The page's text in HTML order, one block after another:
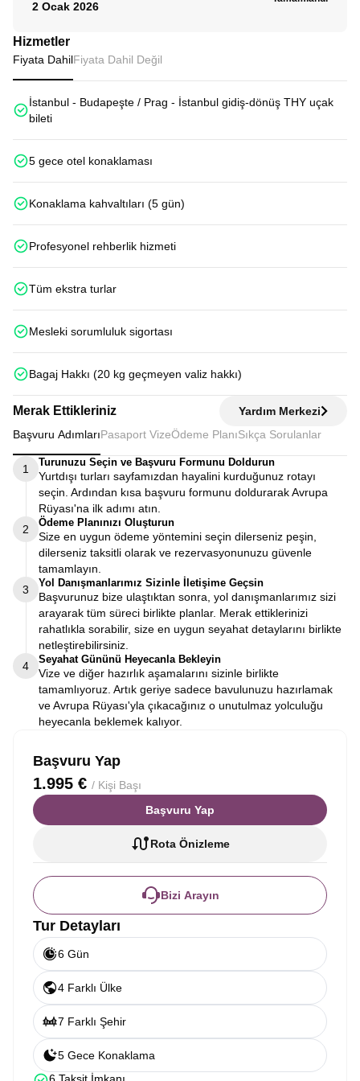
2 Ocak 2026
Hizmetler
Fiyata DahilFiyata Dahil Değil
İstanbul - Budapeşte / Prag - İstanbul gidiş-dönüş THY uçak
bileti
5 gece otel konaklaması
Konaklama kahvaltıları (5 gün)
Profesyonel rehberlik hizmeti
Tüm ekstra turlar
Mesleki sorumluluk sigortası
Bagaj Hakkı (20 kg geçmeyen valiz hakkı)
Merak Ettikleriniz
Yardım Merkezi
Başvuru AdımlarıPasaport VizeÖdeme Planı Sıkça Sorulanlar
1
Turunuzu Seçin ve Başvuru Formunu Doldurun
Yurtdışı turları sayfamızdan hayalini kurduğunuz rotayı
seçin. Ardından kısa başvuru formunu doldurarak Avrupa
Rüyası'na ilk adımı atın.
2
Ödeme Planınızı Oluşturun
Size en uygun ödeme yöntemini seçin dilerseniz peşin,
dilerseniz taksitli olarak ve rezervasyonunuzu güvenle
tamamlayın.
3
Yol Danışmanlarımız Sizinle İletişime Geçsin
Başvurunuz bize ulaştıktan sonra, yol danışmanlarımız sizi
arayarak tüm süreci birlikte planlar. Merak ettiklerinizi
rahatlıkla sorabilir, size en uygun seyahat detaylarını birlikte
netleştirebilirsiniz.
4
Seyahat Gününü Heyecanla Bekleyin
Vize ve diğer hazırlık aşamalarını sizinle birlikte
tamamlıyoruz. Artık geriye sadece bavulunuzu hazırlamak
ve Avrupa Rüyası'yla çıkacağınız o unutulmaz yolculuğu
heyecanla beklemek kalıyor.
Başvuru Yap
1.995 € / Kişi Başı
Başvuru Yap
Rota Önizleme
Bizi Arayın
Tur Detayları
6 Gün
4 Farklı Ülke
7 Farklı Şehir
5 Gece Konaklama